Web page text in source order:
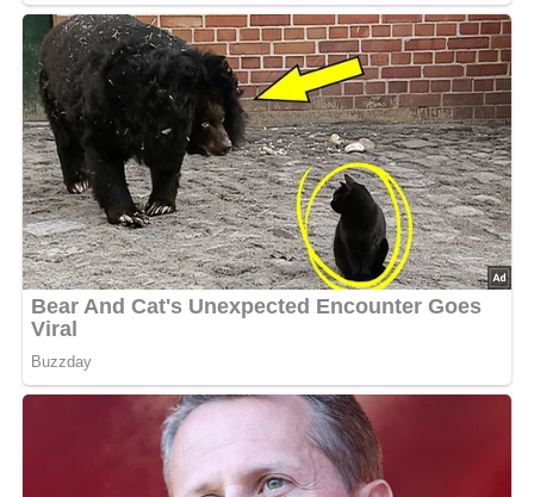
Der Herrensalat kann im Kühlschrank bis zu 2 Tage
aufbewahrt werden. Vor dem Servieren sollte er gut
durchgezogen sein, damit die Aromen besser zur Geltung
kommen.
Nährwerte
Pro 100 g (bei 1000 g Gesamtmenge):
Kalorien: ca. 300 kcal
Eiweiß: 8 g
Fett: 28 g
Kohlenhydrate: 3 g
Tipps für Diabetiker